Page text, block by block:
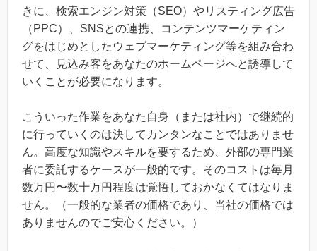
きに、検索エンジン対策（SEO）やリスティング広告
（PPC）、SNSとの連携、コンテンツマーケティン
グをはじめとしたウェブマーケティング等を組み合わ
せて、見込み客をあなたのホームページへと誘導して
いくことが必要になります。
こういった作業をあなた自身（または社内）で継続的
に行っていくのは決してカンタンなことではありませ
ん。高度な知識やスキルを要するため、外部の専門業
者に委託するケースが一般的です。そのコストは毎月
数万円〜数十万円程度は覚悟しておかなくてはなりま
せん。（一般的な業者の価格であり、当社の価格では
ありませんのでご安心ください。）